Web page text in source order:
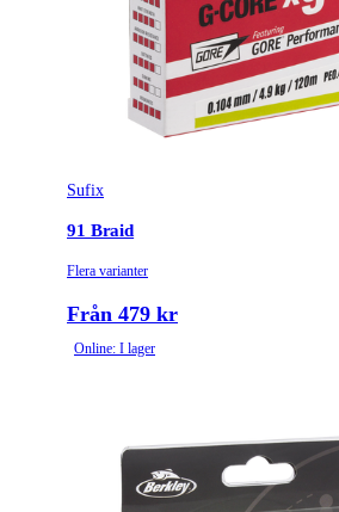
Sufix
91 Braid
Flera varianter
Från 479 kr
Online: I lager